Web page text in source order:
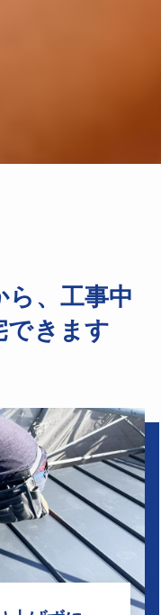
ら、工事中
できます